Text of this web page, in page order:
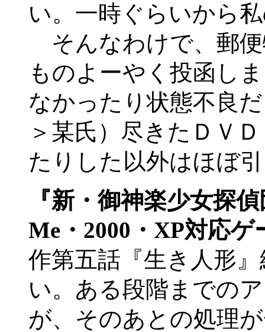
い。一時ぐらいから
そんなわけで、郵
ものよーやく投函し
なかったり状態不良
＞某氏）尽きたＤＶ
たりした以外はほぼ
『新・御神楽少女探
Me・2000・XP対応ゲ
作第五話『生き人形
い。ある段階までの
が、そのあとの処理